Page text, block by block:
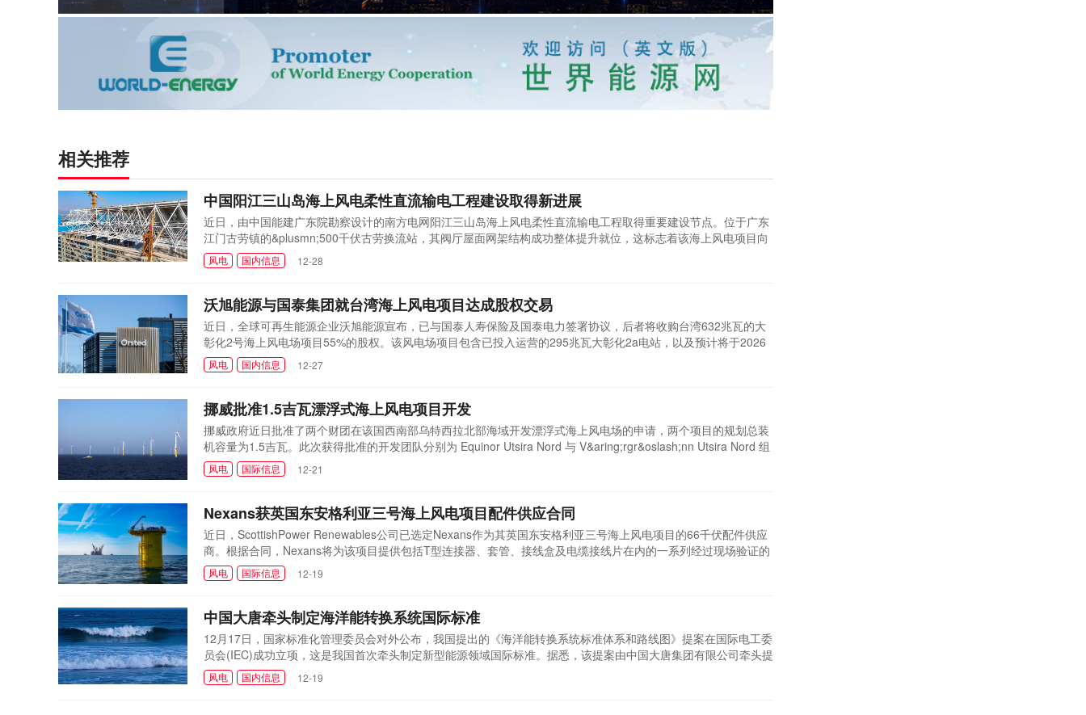
相关推荐
中国阳江三山岛海上风电柔性直流输电工程建设取得新进展
近日，由中国能建广东院勘察设计的南方电网阳江三山岛海上风电柔性直流输电工程取得重要建设节点。位于广东
江门古劳镇的&plusmn;500千伏古劳换流站，其阀厅屋面网架结构成功整体提升就位，这标志着该海上风电项目向
建成投运迈出了关键一步。此次整体提升的网架面积达6624平方米，重量约1032吨，被平稳提升至23.25米的设计
高度。该网架结构采用全焊接球节点方案，以满足大跨度阀厅的稳定性和承载需求。广东院项目结构主设许饶表
风电 国内信息 12-28
沃旭能源与国泰集团就台湾海上风电项目达成股权交易
近日，全球可再生能源企业沃旭能源宣布，已与国泰人寿保险及国泰电力签署协议，后者将收购台湾632兆瓦的大
彰化2号海上风电场项目55%的股权。该风电场项目包含已投入运营的295兆瓦大彰化2a电站，以及预计将于2026
年第三季度投入商业运营的337兆瓦大彰化2b电站。股权交易的价值约为6.7亿欧元，计划在项目于2026年第三季
度实现全容量商业运营时完成。此前，沃旭能源已于2025年7月完成了总额约200亿丹麦克朗的项目融资，以支持
风电 国内信息 12-27
挪威批准1.5吉瓦漂浮式海上风电项目开发
挪威政府近日批准了两个财团在该国西南部乌特西拉北部海域开发漂浮式海上风电场的申请，两个项目的规划总装
机容量为1.5吉瓦。此次获得批准的开发团队分别为 Equinor Utsira Nord 与 V&aring;rgr&oslash;nn Utsira Nord 组
成的联合体，以及由 Deep Wind Offshore Nord 和 EDF Renouvelables International 组成的 Harald
H&aring;rfagre 合资企业。由于申请方符合资格标准，
风电 国际信息 12-21
Nexans获英国东安格利亚三号海上风电项目配件供应合同
近日，ScottishPower Renewables公司已选定Nexans作为其英国东安格利亚三号海上风电项目的66千伏配件供应
商。根据合同，Nexans将为该项目提供包括T型连接器、套管、接线盒及电缆接线片在内的一系列经过现场验证的
电气配件，以确保从风力涡轮机到海上变电站的电力传输可靠性。装机容量达1.4吉瓦的东安格利亚三号项目位于
萨福克海岸约69公里处，已于今年4月启动海上施工。该项目是英国目前正在推进的大型海上风电项目之一。在
风电 国际信息 12-19
中国大唐牵头制定海洋能转换系统国际标准
12月17日，国家标准化管理委员会对外公布，我国提出的《海洋能转换系统标准体系和路线图》提案在国际电工委
员会(IEC)成功立项，这是我国首次牵头制定新型能源领域国际标准。据悉，该提案由中国大唐集团有限公司牵头提
报，得到美国、英国、瑞典等多个国家支持，同时也是中国央企在该领域国际标准体系制定中的首次牵头行动，为
全球海洋能产业发展贡献了中国方案。作为全球海洋能转换系统技术标准领域的统领性文件，该国际标准体系基于
风电 国内信息 12-19